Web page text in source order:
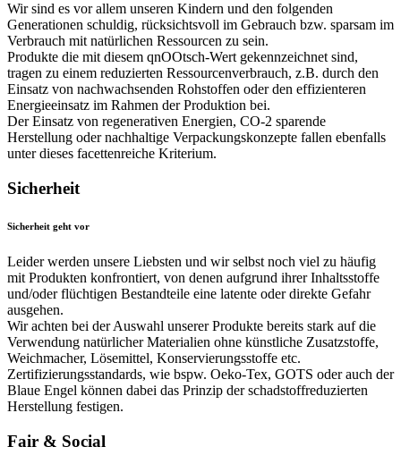
Wir sind es vor allem unseren Kindern und den folgenden
Generationen schuldig, rücksichtsvoll im Gebrauch bzw. sparsam im
Verbrauch mit natürlichen Ressourcen zu sein.
Produkte die mit diesem qnOOtsch-Wert gekennzeichnet sind,
tragen zu einem reduzierten Ressourcenverbrauch, z.B. durch den
Einsatz von nachwachsenden Rohstoffen oder den effizienteren
Energieeinsatz im Rahmen der Produktion bei.
Der Einsatz von regenerativen Energien, CO-2 sparende
Herstellung oder nachhaltige Verpackungskonzepte fallen ebenfalls
unter dieses facettenreiche Kriterium.
Sicherheit
Sicherheit geht vor
Leider werden unsere Liebsten und wir selbst noch viel zu häufig
mit Produkten konfrontiert, von denen aufgrund ihrer Inhaltsstoffe
und/oder flüchtigen Bestandteile eine latente oder direkte Gefahr
ausgehen.
Wir achten bei der Auswahl unserer Produkte bereits stark auf die
Verwendung natürlicher Materialien ohne künstliche Zusatzstoffe,
Weichmacher, Lösemittel, Konservierungsstoffe etc.
Zertifizierungsstandards, wie bspw. Oeko-Tex, GOTS oder auch der
Blaue Engel können dabei das Prinzip der schadstoffreduzierten
Herstellung festigen.
Fair & Social